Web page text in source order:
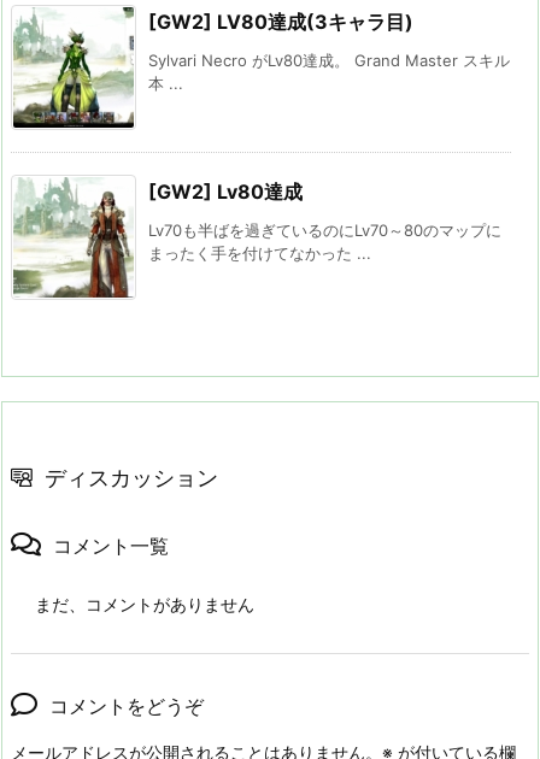
[GW2] LV80達成(3キャラ目)
Sylvari Necro がLv80達成。 Grand Master スキル
本 ...
[GW2] Lv80達成
Lv70も半ばを過ぎているのにLv70～80のマップに
まったく手を付けてなかった ...
ディスカッション
コメント一覧
まだ、コメントがありません
コメントをどうぞ
メールアドレスが公開されることはありません。 ※ が付いている欄